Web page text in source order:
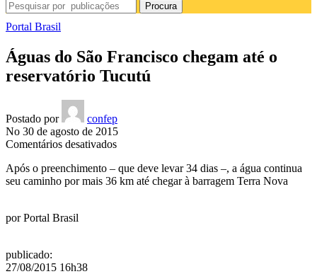
Procura
Portal Brasil
Águas do São Francisco chegam até o
reservatório Tucutú
Postado por
confep
No 30 de agosto de 2015
Comentários desativadosem
do
São
Após o preenchimento – que deve levar 34 dias –, a água continua
seu caminho por mais 36 km até chegar à barragem Terra Nova
porPortal Brasil
publicado:
27/08/2015 16h38